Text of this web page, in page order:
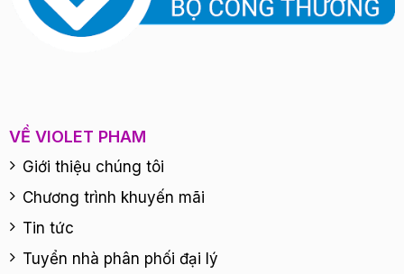
VỀ VIOLET PHAM
Giới thiệu chúng tôi
Chương trình khuyến mãi
Tin tức
Tuyển nhà phân phối đại lý